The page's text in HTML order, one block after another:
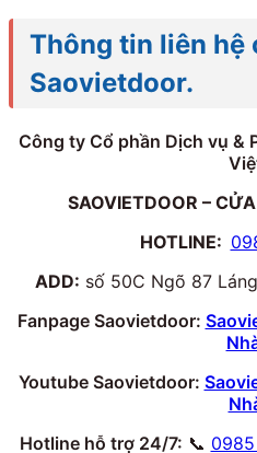
Thông tin liên hệ
Saovietdoor.
Công ty Cổ phần Dịch vụ &
SAOVIETDOOR –
HOTLINE:
ADD: số 50C Ngõ 87
Fanpage Saovietdoor:
Youtube Saovietdoor:
Hotline hỗ trợ 24/7: 📞